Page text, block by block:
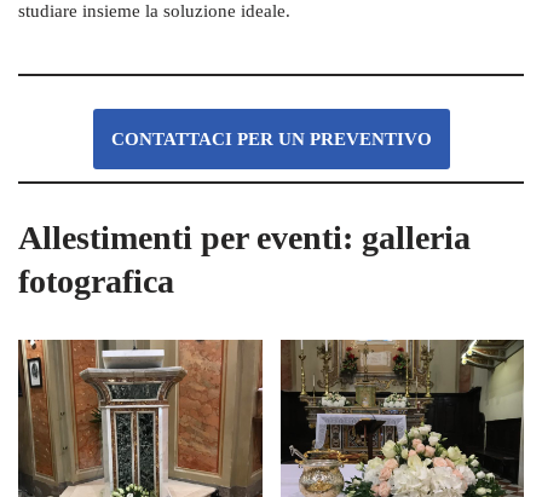
studiare insieme la soluzione ideale.
CONTATTACI PER UN PREVENTIVO
Allestimenti per eventi: galleria
fotografica